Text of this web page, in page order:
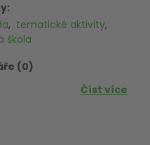
, tematické aktivity,
škola
(0)
Číst více